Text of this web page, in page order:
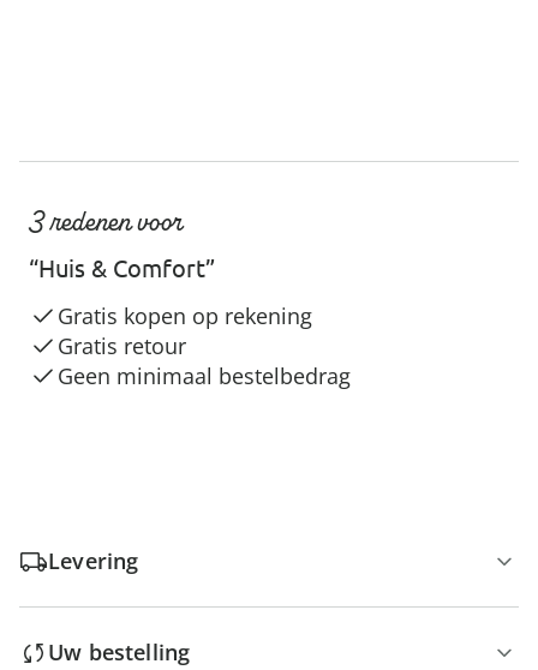
3 redenen voor
“Huis & Comfort”
Gratis kopen op rekening
Gratis retour
Geen minimaal bestelbedrag
Levering
Uw bestelling